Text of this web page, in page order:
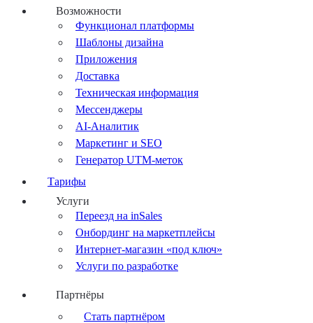
Возможности
Функционал платформы
Шаблоны дизайна
Приложения
Доставка
Техническая информация
Мессенджеры
AI-Аналитик
Маркетинг и SEO
Генератор UTM-меток
Тарифы
Услуги
Переезд на inSales
Онбординг на маркетплейсы
Интернет-магазин «под ключ»
Услуги по разработке
Партнёры
Стать партнёром